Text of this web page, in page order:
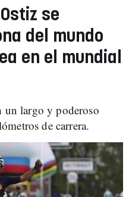
se
del mundo
en el mundial
un largo y poderoso
de carrera.